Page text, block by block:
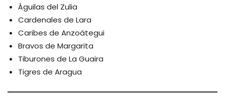
Águilas del Zulia
Cardenales de Lara
Caribes de Anzoátegui
Bravos de Margarita
Tiburones de La Guaira
Tigres de Aragua